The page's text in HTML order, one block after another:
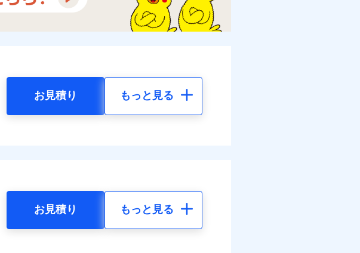
お見積り もっと見る
お見積り もっと見る